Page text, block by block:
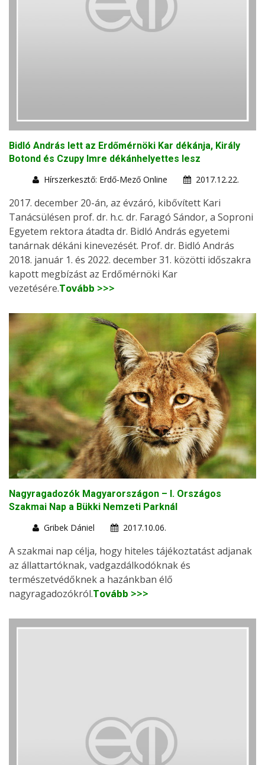
Bidló András lett az Erdőmérnöki Kar dékánja, Király
Botond és Czupy Imre dékánhelyettes lesz
Hírszerkesztő: Erdő-Mező Online
2017.12.22.
2017. december 20-án, az évzáró, kibővített Kari
Tanácsülésen prof. dr. h.c. dr. Faragó Sándor, a Soproni
Egyetem rektora átadta dr. Bidló András egyetemi
tanárnak dékáni kinevezését. Prof. dr. Bidló András
2018. január 1. és 2022. december 31. közötti időszakra
kapott megbízást az Erdőmérnöki Kar
vezetésére.Tovább >>>
Nagyragadozók Magyarországon – I. Országos
Szakmai Nap a Bükki Nemzeti Parknál
Gribek Dániel
2017.10.06.
A szakmai nap célja, hogy hiteles tájékoztatást adjanak
az állattartóknak, vadgazdálkodóknak és
természetvédőknek a hazánkban élő
nagyragadozókról.Tovább >>>